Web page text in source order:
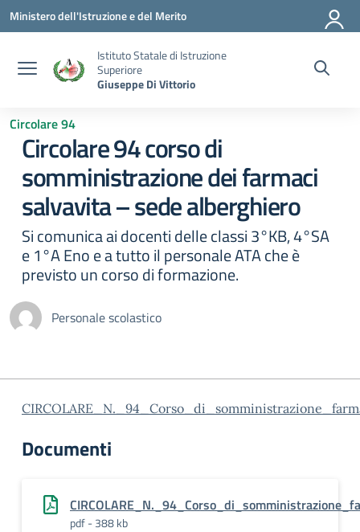
Vai ai contenuti
Vai al menu di navigazione
Vai al footer
Ministero dell'Istruzione e del Merito
Istituto Statale di Istruzione
Superiore
Giuseppe Di Vittorio
Circolare 94
Circolare 94 corso di
somministrazione dei farmaci
salvavita – sede alberghiero
Si comunica ai docenti delle classi 3°KB, 4°SA
e 1°A Eno e a tutto il personale ATA che è
previsto un corso di formazione.
Personale scolastico
Documenti
pdf - 388 kb